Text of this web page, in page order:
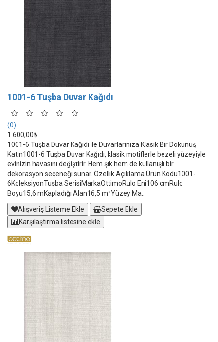
1001-6 Tuşba Duvar Kağıdı
(0)
1.600,00₺
1001-6 Tuşba Duvar Kağıdı ile Duvarlarınıza Klasik Bir Dokunuş
Katın1001-6 Tuşba Duvar Kağıdı, klasik motiflerle bezeli yüzeyiyle
evinizin havasını değiştirir. Hem şık hem de kullanışlı bir
dekorasyon seçeneği sunar. Özellik Açıklama Ürün Kodu1001-
6KoleksiyonTuşba SerisiMarkaOttimoRulo Eni106 cmRulo
Boyu15,6 mKapladığı Alan16,5 m²Yüzey Ma..
Alışveriş Listeme Ekle
Sepete Ekle
Karşılaştırma listesine ekle